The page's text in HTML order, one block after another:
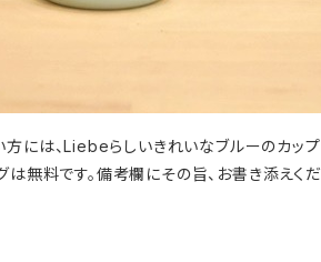
には、Liebeらしいきれいなブルーのカップ
は無料です。備考欄にその旨、お書き添えくだ